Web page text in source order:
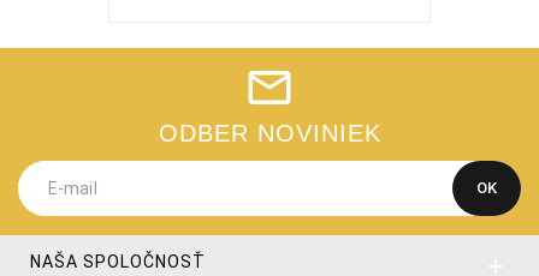
ODBER NOVINIEK
NAŠA SPOLOČNOSŤ